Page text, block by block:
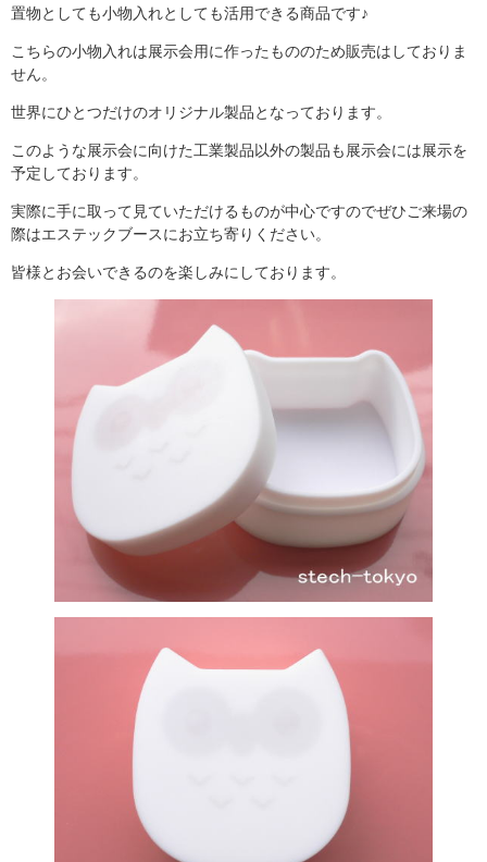
置物としても小物入れとしても活用できる商品です♪
こちらの小物入れは展示会用に作ったもののため販売はしておりま
せん。
世界にひとつだけのオリジナル製品となっております。
このような展示会に向けた工業製品以外の製品も展示会には展示を
予定しております。
実際に手に取って見ていただけるものが中心ですのでぜひご来場の
際はエステックブースにお立ち寄りください。
皆様とお会いできるのを楽しみにしております。